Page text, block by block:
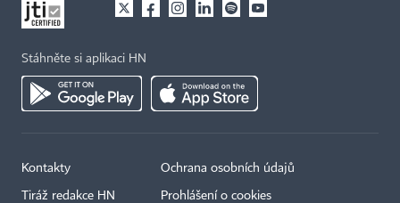
Stáhněte si aplikaci HN
Kontakty
Tiráž redakce HN
Ochrana osobních údajů
Prohlášení o cookies